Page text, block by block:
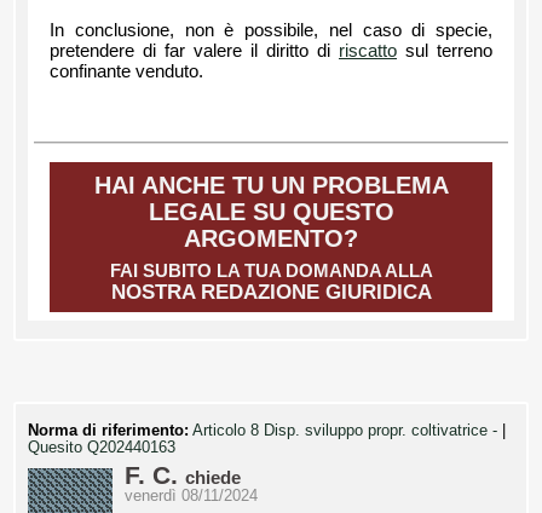
In conclusione, non è possibile, nel caso di specie,
pretendere di far valere il diritto di riscatto sul terreno
confinante venduto.
HAI ANCHE TU UN PROBLEMA
LEGALE SU QUESTO
ARGOMENTO?
FAI SUBITO LA TUA DOMANDA ALLA
NOSTRA REDAZIONE GIURIDICA
Norma di riferimento: Articolo 8 Disp. sviluppo propr. coltivatrice -
Quesito Q202440163
F. C. chiede
venerdì 08/11/2024